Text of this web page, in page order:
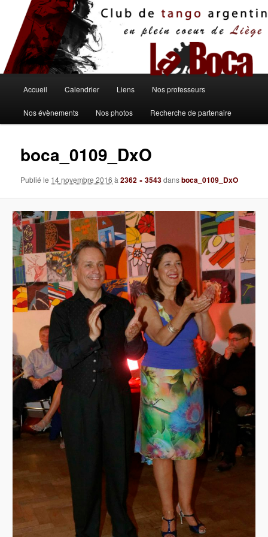
contenu
principal
principal
Accueil Calendrier Liens Nos professeurs
Nos évènements Nos photos Recherche de partenaire
boca_0109_DxO
Publié le 14 novembre 2016 à2362 × 3543dansboca_0109_DxO